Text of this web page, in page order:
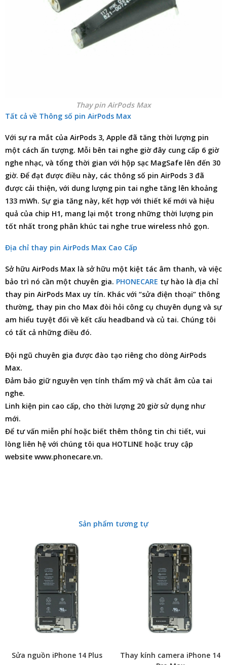
Thay pin AirPods Max
Tất cả về Thông số pin AirPods Max
Với sự ra mắt của AirPods 3, Apple đã tăng thời lượng pin
một cách ấn tượng. Mỗi bên tai nghe giờ đây cung cấp 6 giờ
nghe nhạc, và tổng thời gian với hộp sạc MagSafe lên đến 30
giờ. Để đạt được điều này, các thông số pin AirPods 3 đã
được cải thiện, với dung lượng pin tai nghe tăng lên khoảng
133 mWh. Sự gia tăng này, kết hợp với thiết kế mới và hiệu
quả của chip H1, mang lại một trong những thời lượng pin
tốt nhất trong phân khúc tai nghe true wireless nhỏ gọn.
Địa chỉ thay pin AirPods Max Cao Cấp
Sở hữu AirPods Max là sở hữu một kiệt tác âm thanh, và việc
bảo trì nó cần một chuyên gia. PHONECARE tự hào là địa chỉ
thay pin AirPods Max uy tín. Khác với “sửa điện thoại” thông
thường, thay pin cho Max đòi hỏi công cụ chuyên dụng và sự
am hiểu tuyệt đối về kết cấu headband và củ tai. Chúng tôi
có tất cả những điều đó.
Đội ngũ chuyên gia được đào tạo riêng cho dòng AirPods
Max.
Đảm bảo giữ nguyên vẹn tính thẩm mỹ và chất âm của tai
nghe.
Linh kiện pin cao cấp, cho thời lượng 20 giờ sử dụng như
mới.
Để tư vấn miễn phí hoặc biết thêm thông tin chi tiết, vui
lòng liên hệ với chúng tôi qua HOTLINE hoặc truy cập
website www.phonecare.vn.
Sản phẩm tương tự
Sửa nguồn iPhone 14 Plus
Thay kính camera iPhone 14